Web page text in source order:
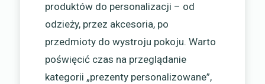
produktów do personalizacji – od
odzieży, przez akcesoria, po
przedmioty do wystroju pokoju. Warto
poświęcić czas na przeglądanie
kategorii „prezenty personalizowane”,